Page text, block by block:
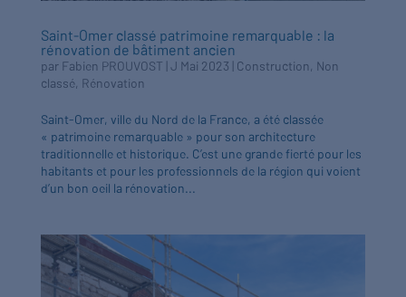
Saint-Omer classé patrimoine remarquable : la
rénovation de bâtiment ancien
par Fabien PROUVOST |J Mai 2023 | Construction, Non
classé, Rénovation
Saint-Omer, ville du Nord de la France, a été classée
« patrimoine remarquable » pour son architecture
traditionnelle et historique. C’est une grande fierté pour les
habitants et pour les professionnels de la région qui voient
d’un bon oeil la rénovation...